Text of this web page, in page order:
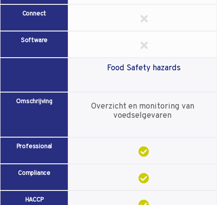
Connect
Software
Food Safety hazards
Omschrijving
Overzicht en monitoring van
voedselgevaren
Professional
Compliance
HACCP